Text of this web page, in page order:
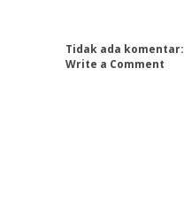
Tidak ada komentar:
Write a Comment